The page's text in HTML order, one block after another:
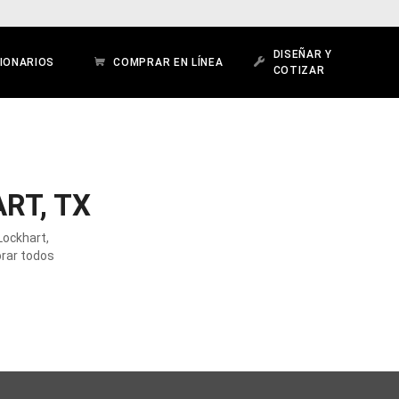
COMPRAR EN LÍNEA
DISEÑAR Y
COTIZAR
TX
todos